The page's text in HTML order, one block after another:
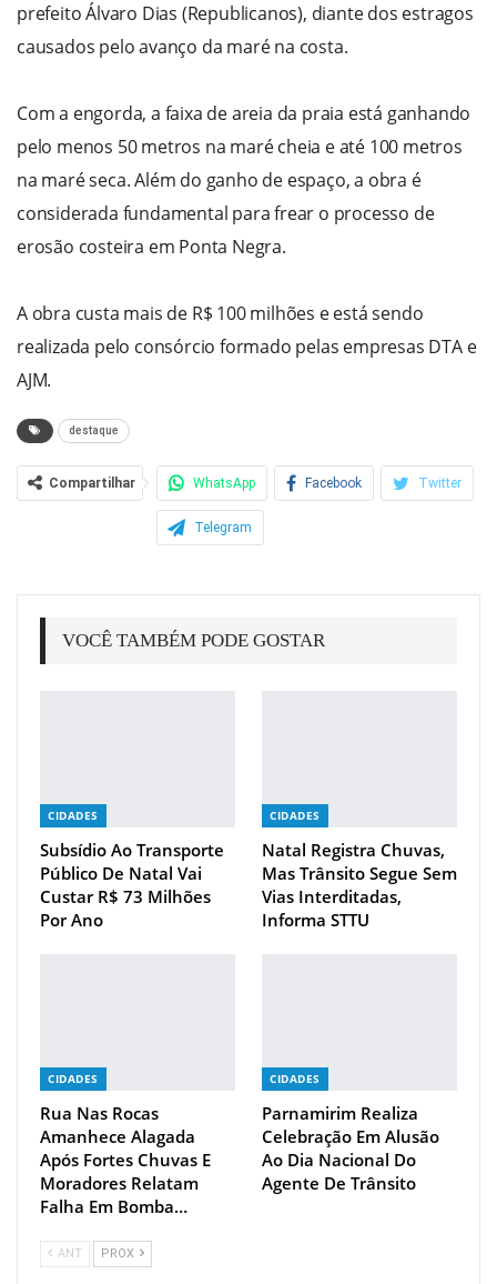
prefeito Álvaro Dias (Republicanos), diante dos estragos
causados pelo avanço da maré na costa.
Com a engorda, a faixa de areia da praia está ganhando
pelo menos 50 metros na maré cheia e até 100 metros
na maré seca. Além do ganho de espaço, a obra é
considerada fundamental para frear o processo de
erosão costeira em Ponta Negra.
A obra custa mais de R$ 100 milhões e está sendo
realizada pelo consórcio formado pelas empresas DTA e
AJM.
destaque
Compartilhar WhatsApp Facebook Twitter
Telegram
VOCÊ TAMBÉM PODE GOSTAR
CIDADES
Subsídio Ao Transporte
Público De Natal Vai
Custar R$ 73 Milhões
Por Ano
CIDADES
Natal Registra Chuvas,
Mas Trânsito Segue Sem
Vias Interditadas,
Informa STTU
CIDADES
Rua Nas Rocas
Amanhece Alagada
Após Fortes Chuvas E
Moradores Relatam
Falha Em Bomba…
CIDADES
Parnamirim Realiza
Celebração Em Alusão
Ao Dia Nacional Do
Agente De Trânsito
ANT PROX